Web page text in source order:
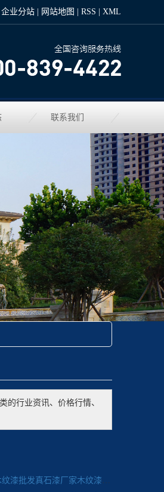
企业分站 网站地图 RSS XML
联系我们
的行业资讯、价格行情、
漆批发真石漆厂家木纹漆公司